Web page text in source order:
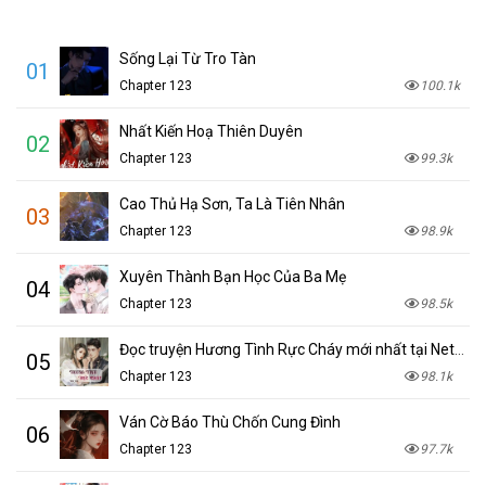
01 Sống Lại Từ Tro Tàn
Chapter 123 100.1k
02 Nhất Kiến Hoạ Thiên Duyên
Chapter 123 99.3k
03 Cao Thủ Hạ Sơn, Ta Là Tiên Nhân
Chapter 123 98.9k
04 Xuyên Thành Bạn Học Của Ba Mẹ
Chapter 123 98.5k
05
Chapter 123 98.1k
06 Ván Cờ Báo Thù Chốn Cung Đình
Chapter 123 97.7k